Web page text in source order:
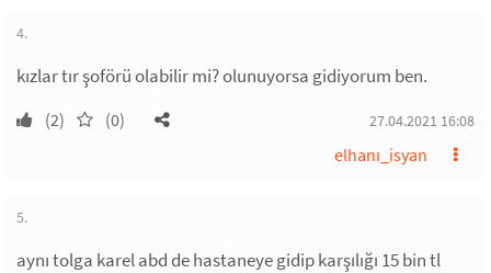
4.
kızlar tır şoförü olabilir mi? olunuyorsa gidiyorum ben.
(2) (0) 27.04.2021 16:08
elhanı_isyan
5.
aynı tolga karel abd de hastaneye gidip karşılığı 15 bin tl